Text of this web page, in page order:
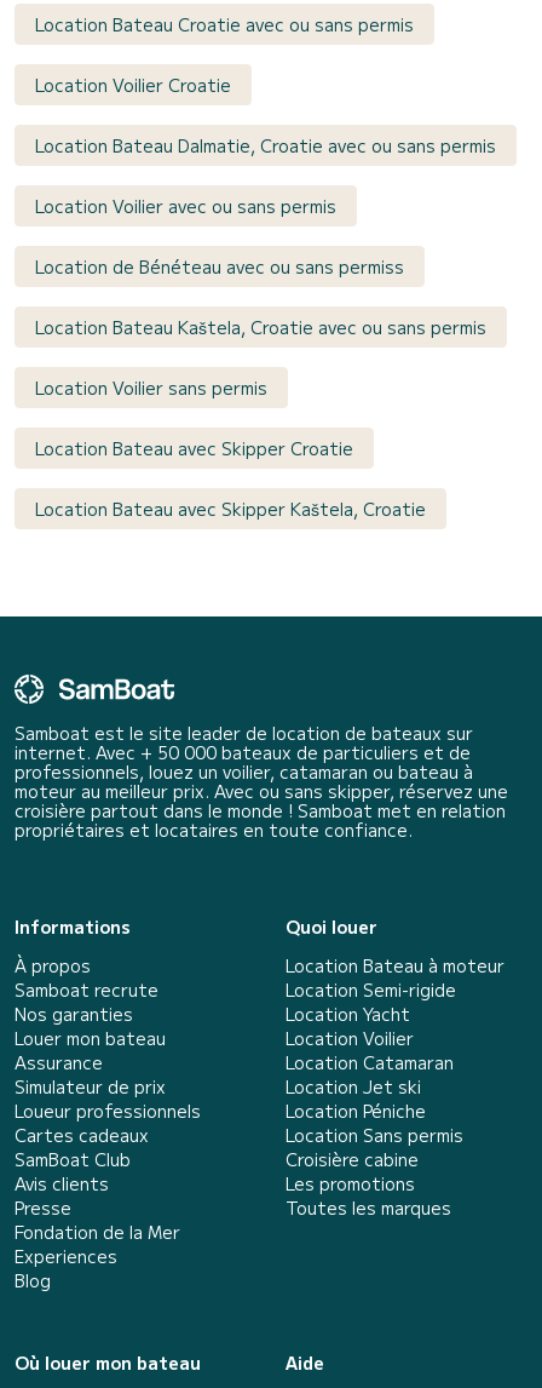
Location Bateau Croatie avec ou sans permis
Location Voilier Croatie
Location Bateau Dalmatie, Croatie avec ou sans permis
Location Voilier avec ou sans permis
Location de Bénéteau avec ou sans permiss
Location Bateau Kaštela, Croatie avec ou sans permis
Location Voilier sans permis
Location Bateau avec Skipper Croatie
Location Bateau avec Skipper Kaštela, Croatie
Samboat est le site leader de location de bateaux sur
internet. Avec + 50 000 bateaux de particuliers et de
professionnels, louez un voilier, catamaran ou bateau à
moteur au meilleur prix. Avec ou sans skipper, réservez une
croisière partout dans le monde ! Samboat met en relation
propriétaires et locataires en toute confiance.
Informations
À propos
Samboat recrute
Nos garanties
Louer mon bateau
Assurance
Simulateur de prix
Loueur professionnels
Cartes cadeaux
SamBoat Club
Avis clients
Presse
Fondation de la Mer
Experiences
Blog
Quoi louer
Location Bateau à moteur
Location Semi-rigide
Location Yacht
Location Voilier
Location Catamaran
Location Jet ski
Location Péniche
Location Sans permis
Croisière cabine
Les promotions
Toutes les marques
Où louer mon bateau
Aide